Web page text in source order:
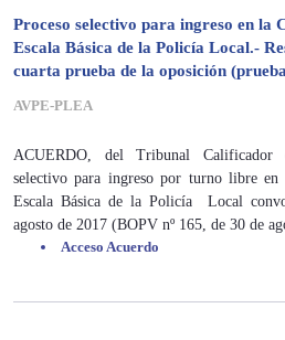
Proceso selectivo para ingreso en la
Escala Básica de la Policía Local.-
cuarta prueba de la oposición
AVPE-PLEA
ACUERDO, del Tribunal Calificador
selectivo para ingreso por turno libre
Escala Básica de la Policía Local
agosto de 2017 (BOPV nº 165, de 30 de
Acceso Acuerdo